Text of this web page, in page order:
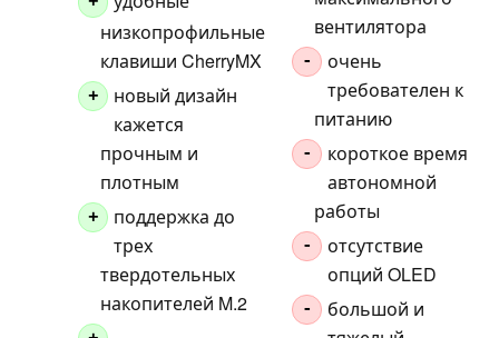
низкопрофильные
клавиши CherryMX
+
новый дизайн
кажется
прочным и
плотным
+
поддержка до
трех
твердотельных
накопителей M.2
вентилятора
-
очень
требователен к
питанию
-
короткое время
автономной
работы
-
отсутствие
опций OLED
-
большой и